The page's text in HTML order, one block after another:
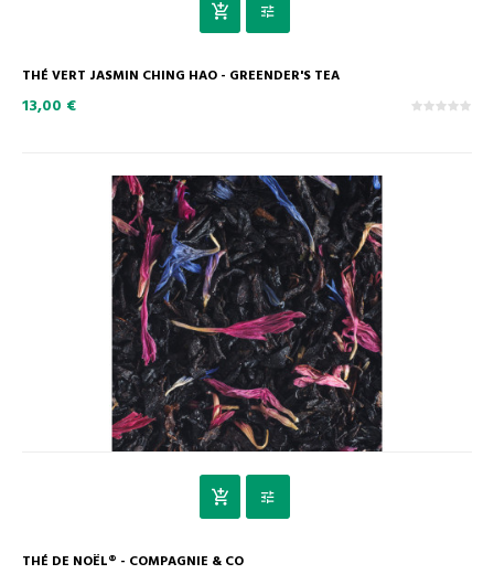
THÉ VERT JASMIN CHING HAO - GREENDER'S TEA
13,00 €
THÉ DE NOËL® - COMPAGNIE & CO